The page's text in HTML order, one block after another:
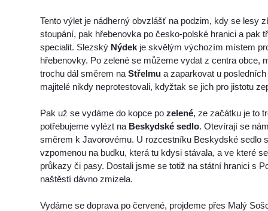
Tento výlet je nádherný obvzlášť na podzim, kdy se lesy
stoupání, pak hřebenovka po česko-polské hranici a pak
specialit. Slezský Nýdek je skvělým výchozím místem
hřebenovky. Po zelené se můžeme vydat z centra obce,
trochu dál směrem naStřelmu a zaparkovat u
majitelé nikdy neprotestovali, kdyžtak se jich pro jistotu
Pak už se vydáme do kopce pozelené, ze začátku je to
potřebujeme vylézt na Beskydské sedlo. Otevírají se
směrem k Javorovému. U rozcestníku Beskydské sedlo
vzpomenou na budku, která tu kdysi stávala, a ve které
průkazy či pasy. Dostali jsme se totiž na státní hranici s
naštěstí dávno zmizela.
Vydáme se doprava po červené, projdeme přes Malý